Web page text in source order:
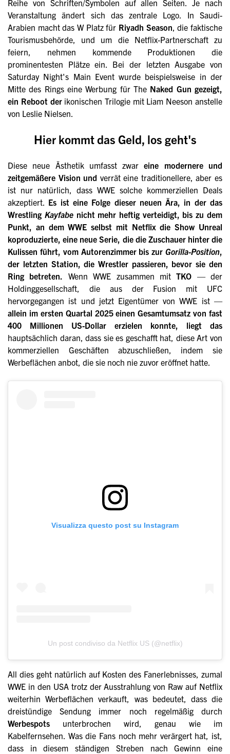
Reihe von Schriften/Symbolen auf allen Seiten. Je nach
Veranstaltung ändert sich das zentrale Logo. In Saudi-
Arabien macht das W Platz für Riyadh Season, die faktische
Tourismusbehörde, und um die Netflix-Partnerschaft zu
feiern, nehmen kommende Produktionen die
prominentesten Plätze ein. Bei der letzten Ausgabe von
Saturday Night's Main Event wurde beispielsweise in der
Mitte des Rings eine Werbung für The Naked Gun gezeigt,
ein Reboot derikonischen Trilogie mit Liam Neeson anstelle
von Leslie Nielsen.
Hier kommt das Geld, los geht's
Diese neue Ästhetik umfasst zwareine modernere und
zeitgemäßere Vision und verrät eine traditionellere, aber es
ist nur natürlich, dass WWE solche kommerziellen Deals
akzeptiert. Es ist eine Folge dieser neuen Ära, in der das
Wrestling Kayfabenicht mehr heftig verteidigt, bis zu dem
Punkt, an dem WWE selbst mit Netflix die Show Unreal
koproduzierte, eine neue Serie, die die Zuschauer hinter die
Kulissen führt, vom Autorenzimmer bis zur Gorilla-Position,
der letzten Station, die Wrestler passieren, bevor sie den
Ring betreten. Wenn WWE zusammen mitTKO — der
Holdinggesellschaft, die aus der Fusion mit UFC
hervorgegangen ist und jetzt Eigentümer von WWE ist —
allein im ersten Quartal 2025 einen Gesamtumsatz von fast
400 Millionen US-Dollar erzielen konnte, liegt das
hauptsächlich daran, dass sie es geschafft hat, diese Art von
kommerziellen Geschäften abzuschließen, indem sie
Werbeflächen anbot, die sie noch nie zuvor eröffnet hatte.
Visualizza questo post su Instagram
Un post condiviso da Netflix US (@netflix)
All dies geht natürlich auf Kosten des Fanerlebnisses, zumal
WWE in den USA trotz der Ausstrahlung von Raw auf Netflix
weiterhin Werbeflächen verkauft, was bedeutet, dass die
dreistündige Sendung immer noch regelmäßig durch
Werbespots unterbrochen wird, genau wie im
Kabelfernsehen. Was die Fans noch mehr verärgert hat, ist,
dass in diesem ständigen Streben nach Gewinn eine